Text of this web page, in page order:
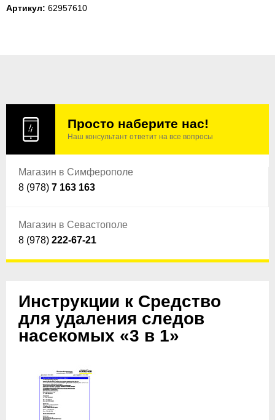
Артикул: 62957610
Просто наберите нас!
Наш консультант ответит на все вопросы
Магазин в Симферополе
8 (978) 7 163 163
Магазин в Севастополе
8 (978) 222-67-21
Инструкции к Средство
для удаления следов
насекомых «3 в 1»